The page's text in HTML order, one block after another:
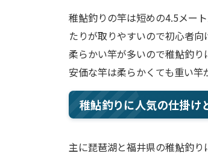
稚鮎釣りの竿は短めの4.5メー
たりが取りやすいので初心者
柔らかい竿が多いので稚鮎釣り
安価な竿は柔らかくても重い竿
稚鮎釣りに人気の仕掛け
主に琵琶湖と福井県の稚鮎釣